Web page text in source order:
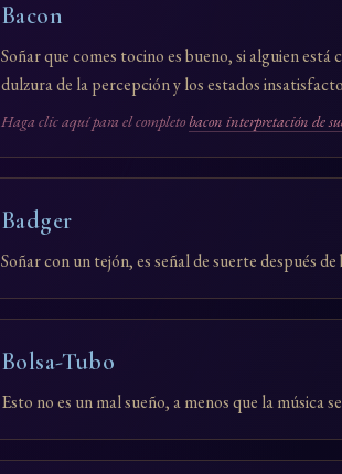
Bacon
Soñar que comes tocino es bueno, si alguien
dulzura de la percepción y los estados
Haga clic aquí para el completobacon interpretación de
Badger
Soñar con un tejón, es señal de suerte después
Bolsa-Tubo
Esto no es un mal sueño, a menos que la música